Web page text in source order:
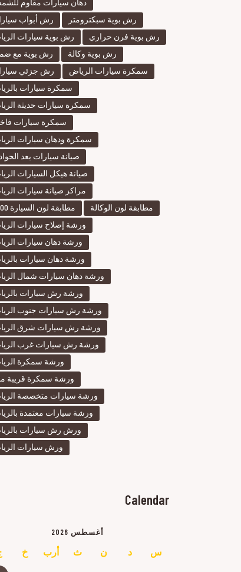
دهان سيارات مقاوم
رش أبواب
رش بوية سبكترومتر
رش بوية سيارات
رش بوية فرن حراري
رش بوية مع
رش بوية وكالة
رش جزئي
سمكرة سيارات الرياض
سمكرة سيارات
سمكرة سيارات حديثة
سمكرة سيارات
سمكرة ودهان سيارات
صيانة سيارات بعد
صيانة هيكل السيارات
مراكز صيانة سيارات
مطابقة لون السيارة 100%
مطابقة لون الوكالة
ورشة إصلاح سيارات
ورشة دهان سيارات
ورشة دهان سيارات
ورشة دهان سيارات شمال
ورشة رش سيارات
ورشة رش سيارات جنوب
ورشة رش سيارات شرق
ورشة رش سيارات غرب
ورشة سمكرة
ورشة سمكرة قريبة
ورشة سيارات متخصصة
ورشة سيارات معتمدة
ورش رش سيارات
ورش سيارات
Calendar
أغسطس 2026
س د ن ث أرب خ